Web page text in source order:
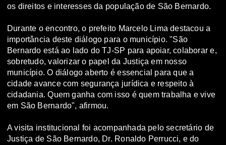
os direitos e interesses da população de São Bernardo.
Durante o encontro, o prefeito Marcelo Lima destacou a
importância deste diálogo para o município. "São
Bernardo está ao lado do TJ-SP para apoiar, colaborar e,
sobretudo, valorizar o papel da Justiça em nosso
município. O diálogo aberto é essencial para que a
cidade avance com segurança jurídica e respeito à
cidadania. Quem ganha com isso é quem trabalha e vive
em São Bernardo", afirmou.
A visita institucional foi acompanhada pelo secretário de
Justiça de São Bernardo, Dr. Ronaldo Perrucci, e do